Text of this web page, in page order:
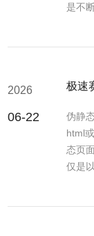
是不
2026
06-22
极速
伪静
html
态页
仅是